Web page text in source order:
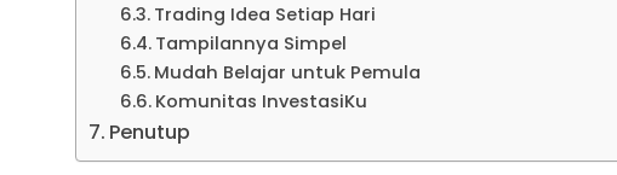
Trading Idea Setiap Hari
Tampilannya Simpel
Mudah Belajar untuk Pemula
Komunitas InvestasiKu
Penutup